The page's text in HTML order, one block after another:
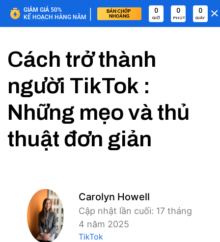
GIẢM GIÁ 50%
KẾ HOẠCH HÀNG NĂM |
BÁN CHỚP
NHOÁNG
0
GIỜ
0
PHÚT
0
GIÂY
Cách trở thành
người TikTok :
Những mẹo và thủ
thuật đơn giản
Carolyn Howell
Cập nhật lần cuối: 17 tháng
4 năm 2025
TikTok